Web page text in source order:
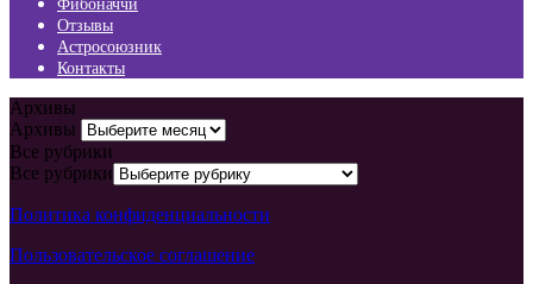
Фибоначчи
Отзывы
Астросоюзник
Контакты
Архивы
Архивы
Все рубрики
Все рубрики
Политика конфиденциальности
Пользовательское соглашение